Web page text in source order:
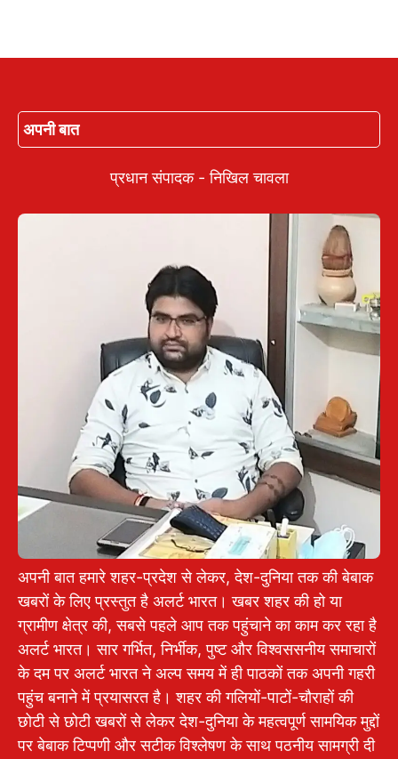
अपनी बात
प्रधान संपादक - निखिल चावला
अपनी बात हमारे शहर-प्रदेश से लेकर, देश-दुनिया तक की बेबाक
खबरों के लिए प्रस्तुत है अलर्ट भारत। खबर शहर की हो या
ग्रामीण क्षेत्र की, सबसे पहले आप तक पहुंचाने का काम कर रहा है
अलर्ट भारत। सार गर्भित, निर्भीक, पुष्ट और विश्वससनीय समाचारों
के दम पर अलर्ट भारत ने अल्प समय में ही पाठकों तक अपनी गहरी
पहुंच बनाने में प्रयासरत है। शहर की गलियों-पाटों-चौराहों की
छोटी से छोटी खबरों से लेकर देश-दुनिया के महत्वपूर्ण सामयिक मुद्दों
पर बेबाक टिप्पणी और सटीक विश्लेषण के साथ पठनीय सामग्री दी